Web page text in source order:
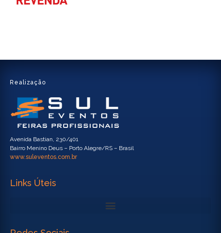
Realização
Avenida Bastian, 230/401
Bairro Menino Deus – Porto Alegre/RS – Brasil
www.suleventos.com.br
Links Úteis